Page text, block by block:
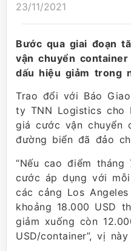
23/11/2021
Bước qua giai đoạn
vận chuyển
dấu hiệu giảm trong
Trao đổi với Báo
ty TNN Logistics cho
giá cước vận chuyển
đường biển đã đảo
“Nếu cao điểm tháng
cước áp dụng với
các cảng Los
khoảng 18.000 USD
giảm xuống còn
USD/container”, vị